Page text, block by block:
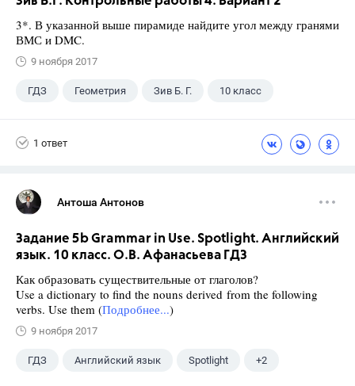
3*. В указанной выше пирамиде найдите угол между гранями
ВМС и DMC.
9 ноября 2017
ГДЗ Геометрия Зив Б. Г. 10 класс
1 ответ
Антоша Антонов
Задание 5b Grammar in Use. Spotlight. Английский
язык. 10 класс. О.В. Афанасьева ГДЗ
Как образовать существительные от глаголов?
Use a dictionary to find the nouns derived from the following
verbs. Use them (Подробнее...)
9 ноября 2017
ГДЗ Английский язык Spotlight +2